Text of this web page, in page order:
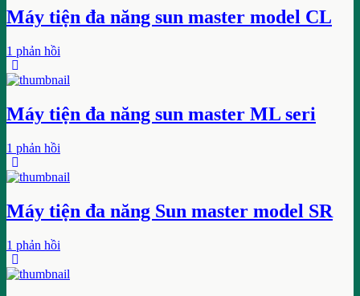
Máy tiện đa năng sun master model CL
1 phản hồi
Máy tiện đa năng sun master ML seri
1 phản hồi
Máy tiện đa năng Sun master model SR
1 phản hồi